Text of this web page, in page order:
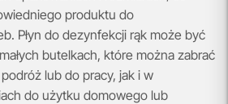
produktu do
Płyn do dezynfekcji rąk może być
butelkach, które można zabrać
lub do pracy, jak i w
do użytku domowego lub